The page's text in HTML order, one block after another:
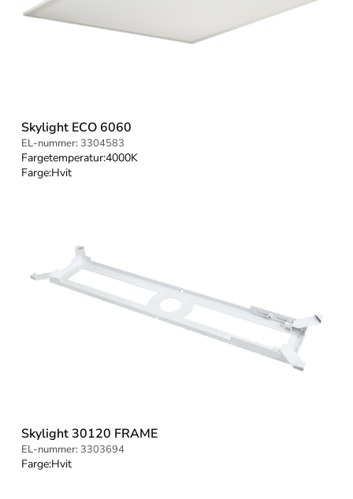
Skylight ECO 6060
EL-nummer: 3304583
Fargetemperatur:4000K
Farge:Hvit
Skylight 30120 FRAME
EL-nummer: 3303694
Farge:Hvit